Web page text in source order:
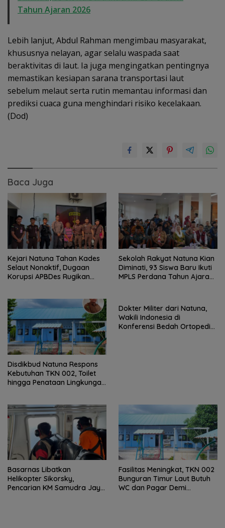
Tahun Ajaran 2026
Lebih lanjut, Abdul Rahman mengimbau masyarakat,
khususnya nelayan, agar selalu waspada saat
beraktivitas di laut. Ia juga mengingatkan pentingnya
memastikan kesiapan sarana transportasi laut
sebelum melaut serta rutin memantau informasi dan
prediksi cuaca guna menghindari risiko kecelakaan.
(Dod)
Baca Juga
Kejari Natuna Tahan Kades
Selaut Nonaktif, Dugaan
Korupsi APBDes Rugikan
Sekolah Rakyat Natuna Kian
Diminati, 93 Siswa Baru Ikuti
MPLS Perdana Tahun Ajaran
Disdikbud Natuna Respons
Kebutuhan TKN 002, Toilet
hingga Penataan Lingkungan
Dokter Militer dari Natuna,
Wakili Indonesia di
Konferensi Bedah Ortopedi
Basarnas Libatkan
Helikopter Sikorsky,
Pencarian KM Samudra Jaya
Fasilitas Meningkat, TKN 002
Bunguran Timur Laut Butuh
WC dan Pagar Demi